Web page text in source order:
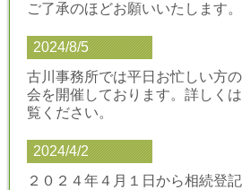
ご了承のほどお願いいたします。
2024/8/5
古川事務所では平日お忙しい方
会を開催しております。詳しくは
覧ください。
2024/4/2
２０２４年４月１日から相続登